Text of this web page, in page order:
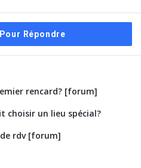
Répondre
rencard? [forum]
choisir un lieu spécial?
rdv [forum]